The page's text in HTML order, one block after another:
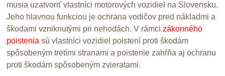
musia uzatvoriť vlastníci motorových vozidiel na Slovensku.
Jeho hlavnou funkciou je ochrana vodičov pred nákladmi a
škodami vzniknutými pri nehodách. V rámci zákonného
poisteniasú vlastníci vozidiel poistení proti škodám
spôsobeným tretími stranami a poistenie zahŕňa aj ochranu
proti škodám spôsobeným zvieratami.